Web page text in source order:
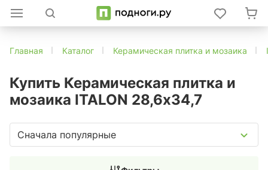
Главная Каталог Керамическая плитка и мозаика
Купить Керамическая плитка и
мозаика ITALON 28,6x34,7
Сначала популярные